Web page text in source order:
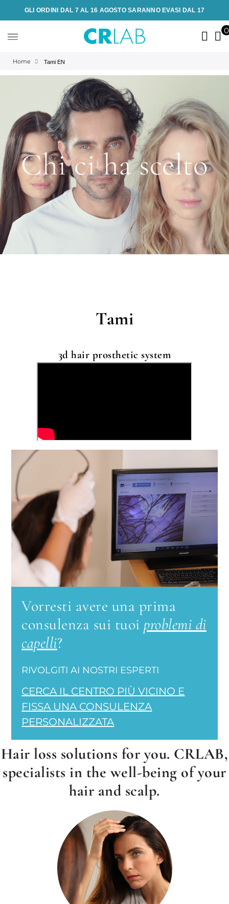
GLI ORDINI DAL 7 AL 16 AGOSTO SARANNO EVASI DAL 17
Home Tami EN
Chi ci ha scelto
Tami
3d hair prosthetic system
Vorresti avere una prima
consulenza sui tuoiproblemi di
capelli?
RIVOLGITI AI NOSTRI ESPERTI
CERCA IL CENTRO PIÙ VICINO E
FISSA UNA CONSULENZA
PERSONALIZZATA
Hair loss solutions for you. CRLAB,
specialists in the well-being of your
hair and scalp.